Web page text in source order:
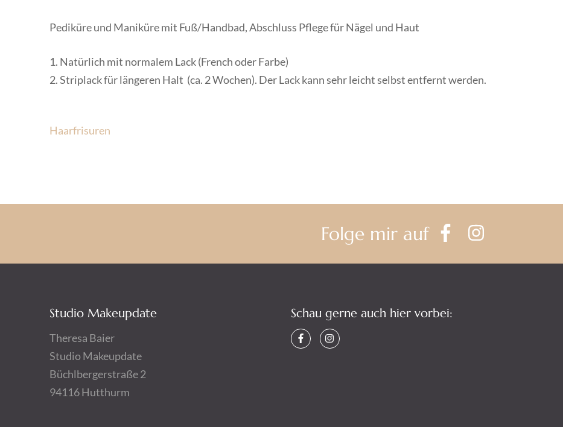
Pediküre und Maniküre mit Fuß/Handbad, Abschluss Pflege für Nägel und Haut
1. Natürlich mit normalem Lack (French oder Farbe)
2. Striplack für längeren Halt (ca. 2 Wochen). Der Lack kann sehr leicht selbst entfernt werden.
Beitragsnavigation
Haarfrisuren
Folge mir auf
Studio Makeupdate
Theresa Baier
Studio Makeupdate
Büchlbergerstraße 2
94116 Hutthurm
Schau gerne auch hier vorbei: